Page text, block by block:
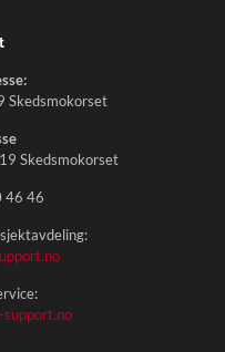
Skedsmokorset
Skedsmokorset
46 46